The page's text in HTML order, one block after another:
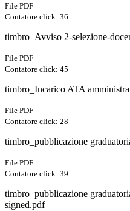
File PDF
Contatore click: 36
timbro_Avviso 2-selezione-
File PDF
Contatore click: 45
timbro_Incarico ATA
File PDF
Contatore click: 28
timbro_pubblicazione
File PDF
Contatore click: 39
timbro_pubblicazione
signed.pdf